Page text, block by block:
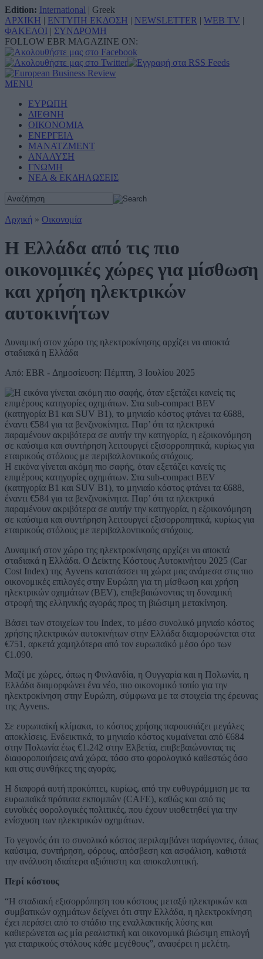
Edition: International | Greek
ΑΡΧΙΚΗ | ΕΝΤΥΠΗ ΕΚΔΟΣΗ | NEWSLETTER | WEB TV |
ΦΑΚΕΛΟΙ | ΣΥΝΔΡΟΜΗ
FOLLOW EBR MAGAZINE ON:
MENU
ΕΥΡΩΠΗ
ΔΙΕΘΝΗ
ΟΙΚΟΝΟΜΙΑ
ΕΝΕΡΓΕΙΑ
ΜΑΝΑΤΖΜΕΝΤ
ΑΝΑΛΥΣΗ
ΓΝΩΜΗ
ΝΕΑ & ΕΚΔΗΛΩΣΕΙΣ
Αρχική » Οικονομία
Η Ελλάδα από τις πιο
οικονομικές χώρες για μίσθωση
και χρήση ηλεκτρικών
αυτοκινήτων
Δυναμική στον χώρο της ηλεκτροκίνησης αρχίζει να αποκτά
σταδιακά η Ελλάδα
Από: EBR - Δημοσίευση: Πέμπτη, 3 Ιουλίου 2025
Η εικόνα γίνεται ακόμη πιο σαφής, όταν εξετάζει κανείς τις
επιμέρους κατηγορίες οχημάτων. Στα sub-compact BEV
(κατηγορία B1 και SUV B1), το μηνιαίο κόστος φτάνει τα €688,
έναντι €584 για τα βενζινοκίνητα. Παρ’ ότι τα ηλεκτρικά
παραμένουν ακριβότερα σε αυτήν την κατηγορία, η εξοικονόμηση
σε καύσιμα και συντήρηση λειτουργεί εξισορροπητικά, κυρίως για
εταιρικούς στόλους με περιβαλλοντικούς στόχους.
Δυναμική στον χώρο της ηλεκτροκίνησης αρχίζει να αποκτά
σταδιακά η Ελλάδα. Ο Δείκτης Κόστους Αυτοκινήτου 2025 (Car
Cost Index) της Ayvens κατατάσσει τη χώρα μας ανάμεσα στις πιο
οικονομικές επιλογές στην Ευρώπη για τη μίσθωση και χρήση
ηλεκτρικών οχημάτων (BEV), επιβεβαιώνοντας τη δυναμική
στροφή της ελληνικής αγοράς προς τη βιώσιμη μετακίνηση.
Βάσει των στοιχείων του Index, το μέσο συνολικό μηνιαίο κόστος
χρήσης ηλεκτρικών αυτοκινήτων στην Ελλάδα διαμορφώνεται στα
€751, αρκετά χαμηλότερα από τον ευρωπαϊκό μέσο όρο των
€1.090.
Μαζί με χώρες, όπως η Φινλανδία, η Ουγγαρία και η Πολωνία, η
Ελλάδα διαμορφώνει ένα νέο, πιο οικονομικό τοπίο για την
ηλεκτροκίνηση στην Ευρώπη, σύμφωνα με τα στοιχεία της έρευνας
της Ayvens.
Σε ευρωπαϊκή κλίμακα, το κόστος χρήσης παρουσιάζει μεγάλες
αποκλίσεις. Ενδεικτικά, το μηνιαίο κόστος κυμαίνεται από €684
στην Πολωνία έως €1.242 στην Ελβετία, επιβεβαιώνοντας τις
διαφοροποιήσεις ανά χώρα, τόσο στο φορολογικό καθεστώς όσο
και στις συνθήκες της αγοράς.
Η διαφορά αυτή προκύπτει, κυρίως, από την ευθυγράμμιση με τα
ευρωπαϊκά πρότυπα εκπομπών (CAFE), καθώς και από τις
ευνοϊκές φορολογικές πολιτικές, που έχουν υιοθετηθεί για την
ενίσχυση των ηλεκτρικών οχημάτων.
Το γεγονός ότι το συνολικό κόστος περιλαμβάνει παράγοντες, όπως
καύσιμα, συντήρηση, φόρους, απόσβεση και ασφάλιση, καθιστά
την ανάλυση ιδιαίτερα αξιόπιστη και αποκαλυπτική.
Περί κόστους
“Η σταδιακή εξισορρόπηση του κόστους μεταξύ ηλεκτρικών και
συμβατικών οχημάτων δείχνει ότι στην Ελλάδα, η ηλεκτροκίνηση
έχει περάσει από το στάδιο της εναλλακτικής λύσης και
καθιερώνεται ως μία ρεαλιστική και οικονομικά βιώσιμη επιλογή
για εταιρικούς στόλους κάθε μεγέθους”, αναφέρει η μελέτη.